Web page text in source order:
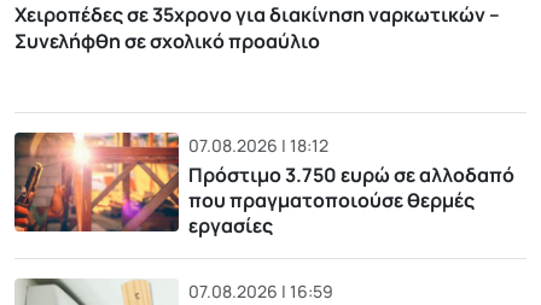
Χειροπέδες σε 35χρονο για διακίνηση ναρκωτικών –
Συνελήφθη σε σχολικό προαύλιο
07.08.2026 | 18:12
Πρόστιμο 3.750 ευρώ σε αλλοδαπό
που πραγματοποιούσε θερμές
εργασίες
07.08.2026 | 16:59